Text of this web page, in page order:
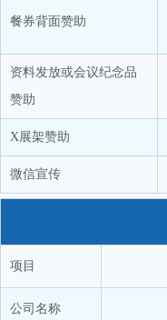
餐券背面赞助
资料发放或会议纪念品
赞助
X展架赞助
微信宣传
项目
公司名称